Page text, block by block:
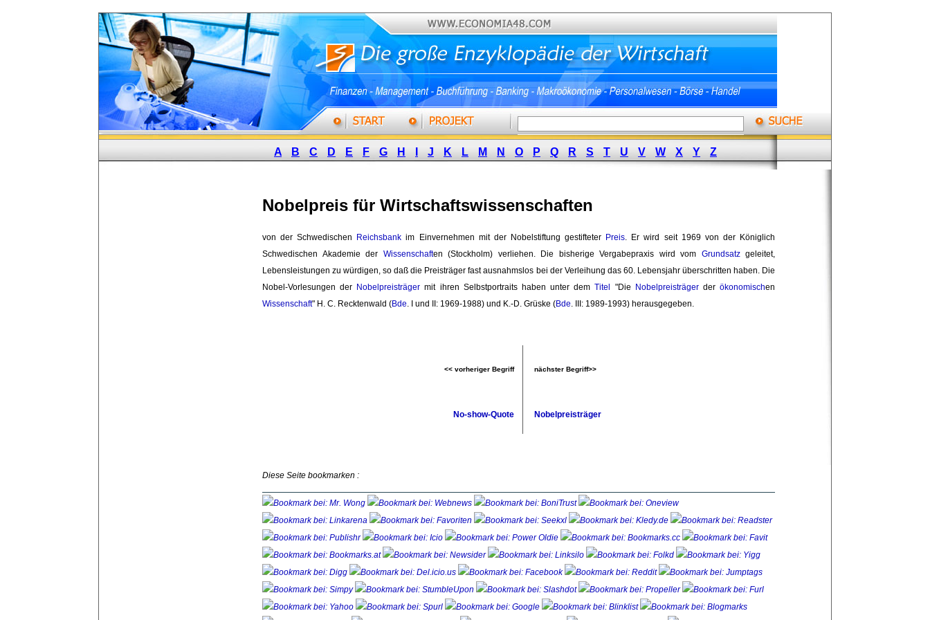
A B C D E F G H J K L M N O P Q R S T U V W X Y Z
Nobelpreis für Wirtschaftswissenschaften
von der Schwedischen Reichsbank im Einvernehmen mit der Nobelstiftung gestifteter Preis. Er wird seit 1969 von der Königlich
Schwedischen Akademie der Wissenschaften (Stockholm) verliehen. Die bisherige Vergabepraxis wird vom Grundsatzgeleitet,
Lebensleistungen zu würdigen, so daß die Preisträger fast ausnahmslos bei der Verleihung das 60. Lebensjahr überschritten haben. Die
Nobel-Vorlesungen der Nobelpreisträger mit ihren Selbstportraits haben unter dem Titel "Die Nobelpreisträgerder ökonomischen
Wissenschaft" H. C. Recktenwald (Bde. I und II: 1969-1988) und K.-D. Grüske (Bde. III: 1989-1993) herausgegeben.
<< vorheriger Begriff nächster Begriff>>
No-show-Quote Nobelpreisträger
Diese Seite bookmarken :